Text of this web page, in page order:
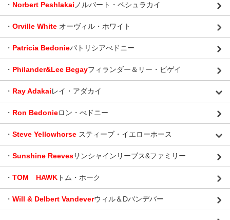
・ Norbert Peshlakai ノルバート・ペシュラカイ
・ Orville White オーヴィル・ホワイト
・ Patricia Bedonieパトリシアべドニー
・ Philander&Lee Begayフィランダー＆リー・ビゲイ
・ Ray Adakaiレイ・アダカイ
・ Ron Bedonieロン・べドニー
・ Steve Yellowhorse スティーブ・イエローホース
・ Sunshine Reevesサンシャインリーブス&ファミリー
・ TOM HAWK トム・ホーク
・ Will & Delbert Vandeverウィル＆Dバンデバー